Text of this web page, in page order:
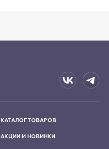
КАТАЛОГ ТОВАРОВ
АКЦИИ И НОВИНКИ